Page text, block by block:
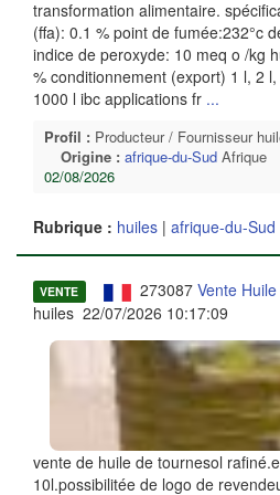
transformation alimentaire.
(ffa): 0.1 % point de fumée:232°c
indice de peroxyde: 10 meq o /kg
% conditionnement (export) 1 l, 2
1000 l ibc applications fr ...
Profil : Producteur / Fournisseur
Origine : afrique-du-Sud Afrique
02/08/2026
Rubrique : huiles | afrique-du-Sud
VENTE 273087 Vente
huiles 22/07/2026 10:17:09
vente de huile de tournesol
10l.possibilitée de logo de